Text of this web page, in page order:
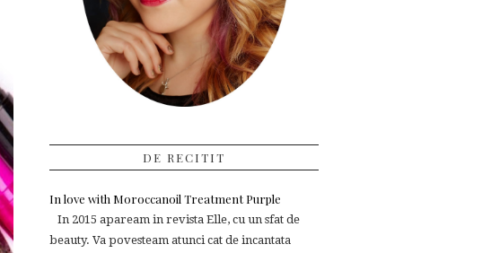
DE RECITIT
In love with Moroccanoil Treatment Purple
In 2015 apaream in revista Elle, cu un sfat de
beauty. Va povesteam atunci cat de incantata